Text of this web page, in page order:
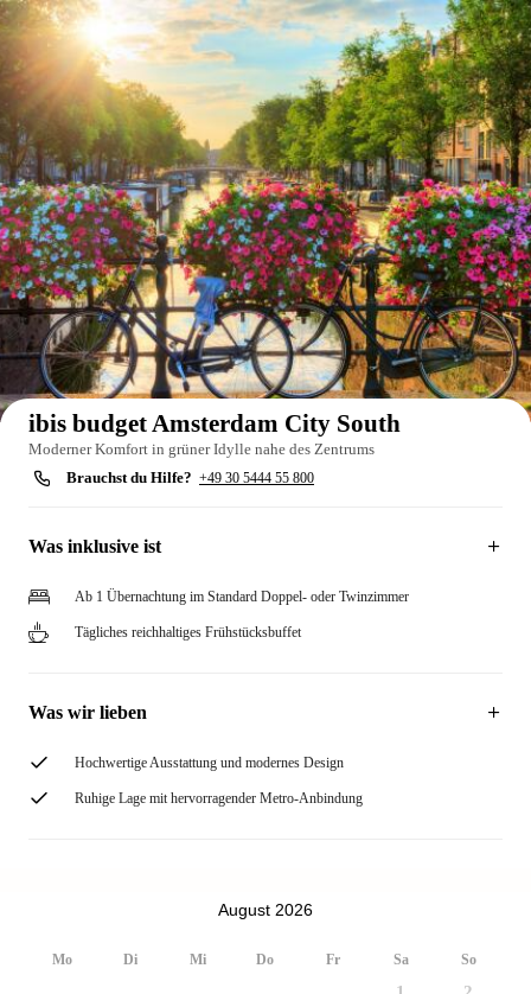
Auf der Karte anzeigen
ibis budget Amsterdam City South
Moderner Komfort in grüner Idylle nahe des Zentrums
Brauchst du Hilfe? +49 30 5444 55 800
Was inklusive ist
Ab 1 Übernachtung im Standard Doppel- oder Twinzimmer
Tägliches reichhaltiges Frühstücksbuffet
Was wir lieben
Hochwertige Ausstattung und modernes Design
Ruhige Lage mit hervorragender Metro-Anbindung
August 2026
Mo Di Mi Do Fr Sa So